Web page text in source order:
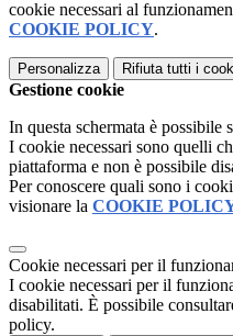
cookie necessari al
COOKIE POLICY.
Personalizza Rifiuta tutti i
Gestione cookie
In questa schermata è possibile
I cookie necessari sono quelli
piattaforma e non è possibile
Per conoscere quali sono i
visionare la COOKIE
Cookie necessari per il
I cookie necessari per il
disabilitati. È possibile
policy.